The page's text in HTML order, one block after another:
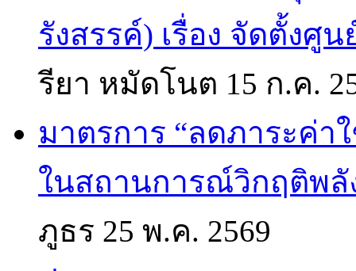
รังสรรค์) เรื่อง จัดตั้งศู
รียา หมัดโนต 15 ก.ค.
มาตรการ “ลดภาระค่า
ในสถานการณ์วิกฤติพลั
ภูธร 25 พ.ค. 2569